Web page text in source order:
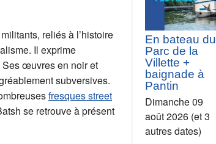
reliés à l’histoire
Il exprime
Ses œuvres en noir et
subversives.
fresques street
se retrouve à présent
En bateau du
Parc de la
Villette +
baignade à
Pantin
Dimanche 09
août 2026 (et 3
autres dates)